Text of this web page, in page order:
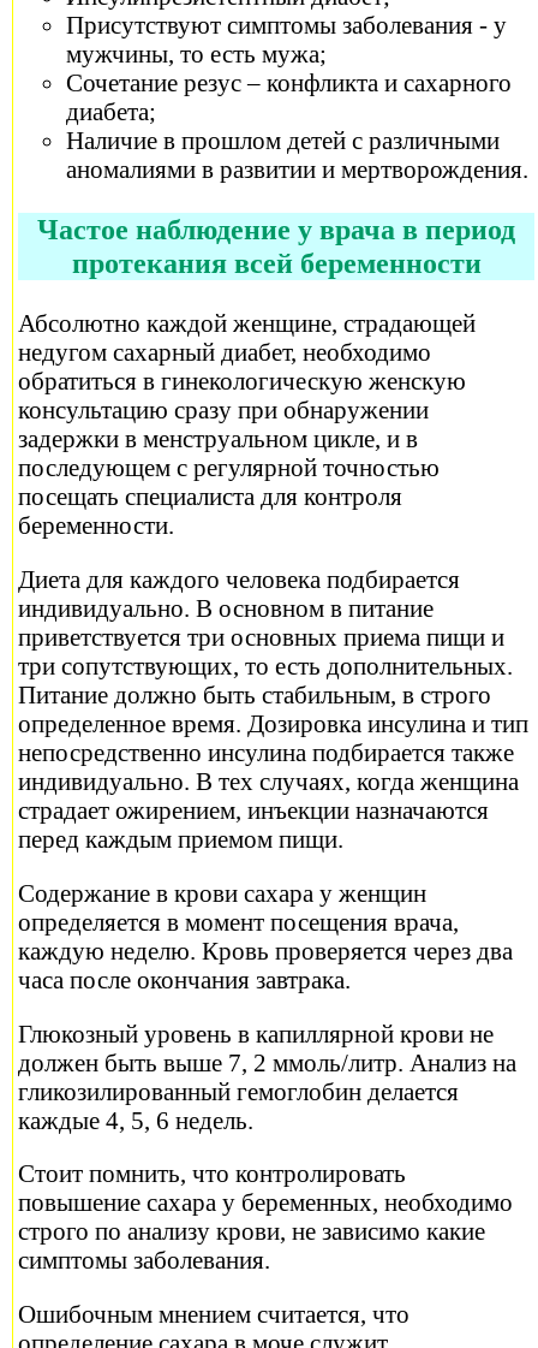
Присутствуют симптомы заболевания - у
мужчины, то есть мужа;
Сочетание резус – конфликта и сахарного
диабета;
Наличие в прошлом детей с различными
аномалиями в развитии и мертворождения.
Частое наблюдение у врача в период
протекания всей беременности
Абсолютно каждой женщине, страдающей
недугом сахарный диабет, необходимо
обратиться в гинекологическую женскую
консультацию сразу при обнаружении
задержки в менструальном цикле, и в
последующем с регулярной точностью
посещать специалиста для контроля
беременности.
Диета для каждого человека подбирается
индивидуально. В основном в питание
приветствуется три основных приема пищи и
три сопутствующих, то есть дополнительных.
Питание должно быть стабильным, в строго
определенное время. Дозировка инсулина и тип
непосредственно инсулина подбирается также
индивидуально. В тех случаях, когда женщина
страдает ожирением, инъекции назначаются
перед каждым приемом пищи.
Содержание в крови сахара у женщин
определяется в момент посещения врача,
каждую неделю. Кровь проверяется через два
часа после окончания завтрака.
Глюкозный уровень в капиллярной крови не
должен быть выше 7, 2 ммоль/литр. Анализ на
гликозилированный гемоглобин делается
каждые 4, 5, 6 недель.
Стоит помнить, что контролировать
повышение сахара у беременных, необходимо
строго по анализу крови, не зависимо какие
симптомы заболевания.
Ошибочным мнением считается, что